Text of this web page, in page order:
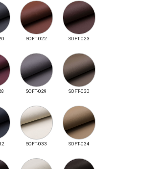
SOFT-022 SOFT-023
SOFT-029 SOFT-030
SOFT-033 SOFT-034